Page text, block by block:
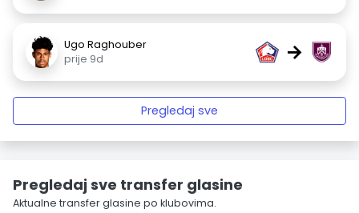
Ugo Raghouber
prije 9d
→
Pregledaj sve
Pregledaj sve transfer glasine
Aktualne transfer glasine po klubovima.